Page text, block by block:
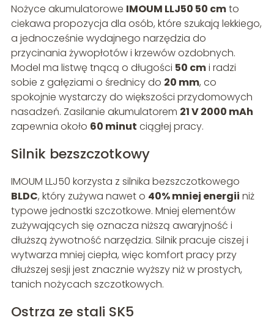
Nożyce akumulatorowe IMOUM LLJ50 50 cmto
ciekawa propozycja dla osób, które szukają lekkiego,
a jednocześnie wydajnego narzędzia do
przycinania żywopłotów i krzewów ozdobnych.
Model ma listwę tnącą o długości 50 cmi radzi
sobie z gałęziami o średnicy do 20 mm, co
spokojnie wystarczy do większości przydomowych
nasadzeń. Zasilanie akumulatorem 21 V 2000 mAh
zapewnia około 60 minut ciągłej pracy.
Silnik bezszczotkowy
IMOUM LLJ50 korzysta z silnika bezszczotkowego
BLDC, który zużywa nawet o 40% mniej energii niż
typowe jednostki szczotkowe. Mniej elementów
zużywających się oznacza niższą awaryjność i
dłuższą żywotność narzędzia. Silnik pracuje ciszej i
wytwarza mniej ciepła, więc komfort pracy przy
dłuższej sesji jest znacznie wyższy niż w prostych,
tanich nożycach szczotkowych.
Ostrza ze stali SK5